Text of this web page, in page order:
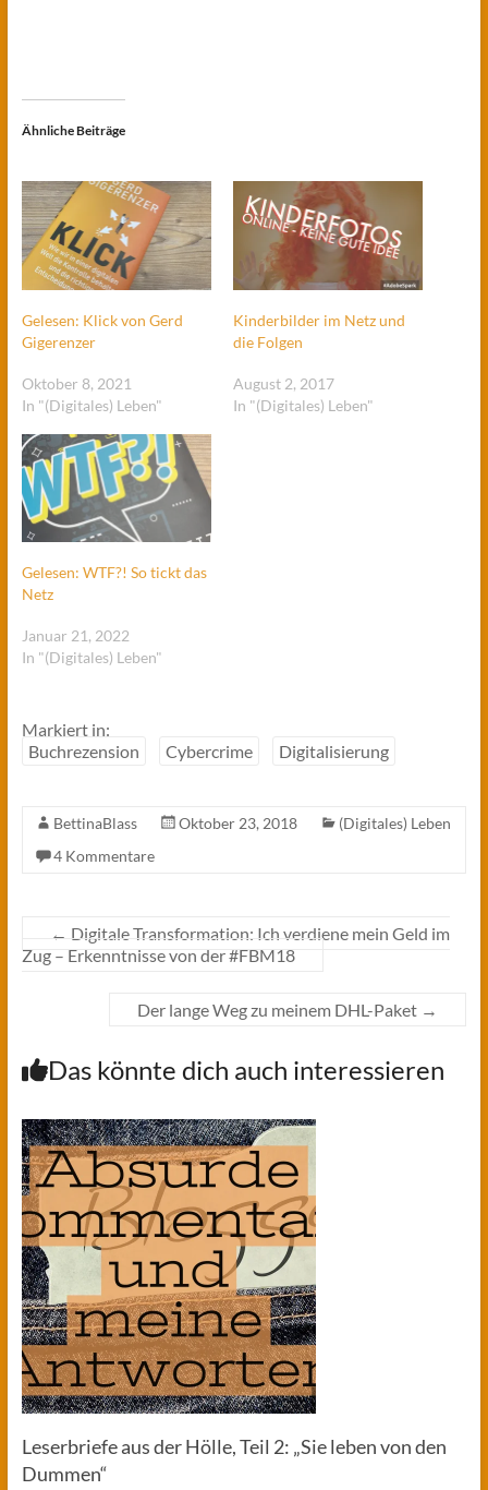
Ähnliche Beiträge
Gelesen: Klick von Gerd
Gigerenzer
Oktober 8, 2021
In "(Digitales) Leben"
Kinderbilder im Netz und
die Folgen
August 2, 2017
In "(Digitales) Leben"
Gelesen: WTF?! So tickt das
Netz
Januar 21, 2022
In "(Digitales) Leben"
Markiert in:
Buchrezension
Cybercrime Digitalisierung
BettinaBlass Oktober 23, 2018
(Digitales) Leben
4 Kommentare
← Digitale Transformation: Ich verdiene mein Geld im
Zug – Erkenntnisse von der #FBM18
Der lange Weg zu meinem DHL-Paket →
Das könnte dich auch interessieren
Leserbriefe aus der Hölle, Teil 2: „Sie leben von den
Dummen“